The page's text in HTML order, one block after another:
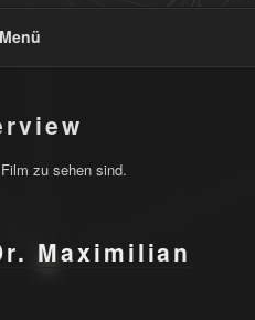
Menü
zu sehen sind.
Maximilian